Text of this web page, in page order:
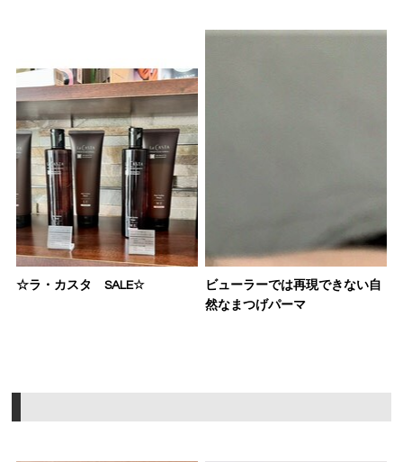
☆ラ・カスタ SALE☆
ビューラーでは再現できない自
然なまつげパーマ